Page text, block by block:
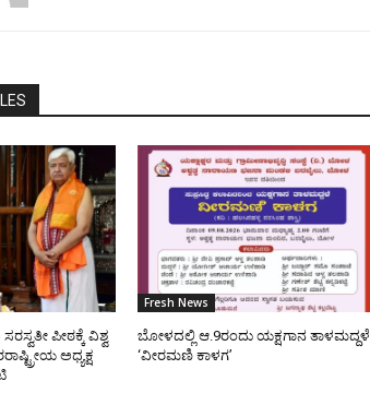
ಪೀಠಕ್ಕೆ ವಿಶ್ವ
ಅಧ್ಯಕ್ಷ
Fresh News
ಬೋಳದಲ್ಲಿ ಆ.9ರಂದು ಯಕ್ಷಗಾನ ತಾಳಮದ್ದಳೆ
‘ವೀರಮಣಿ ಕಾಳಗ’